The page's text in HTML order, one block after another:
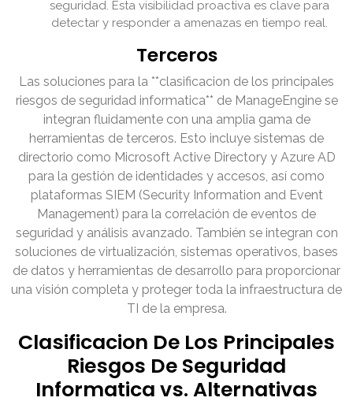
seguridad. Esta visibilidad proactiva es clave para
detectar y responder a amenazas en tiempo real.
Terceros
Las soluciones para la **clasificacion de los principales
riesgos de seguridad informatica** de ManageEngine se
integran fluidamente con una amplia gama de
herramientas de terceros. Esto incluye sistemas de
directorio como Microsoft Active Directory y Azure AD
para la gestión de identidades y accesos, así como
plataformas SIEM (Security Information and Event
Management) para la correlación de eventos de
seguridad y análisis avanzado. También se integran con
soluciones de virtualización, sistemas operativos, bases
de datos y herramientas de desarrollo para proporcionar
una visión completa y proteger toda la infraestructura de
TI de la empresa.
Clasificacion De Los Principales
Riesgos De Seguridad
Informatica vs. Alternativas